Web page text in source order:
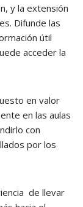
y la extensión
Difunde las
útil
acceder la
en valor
en las aulas
con
por los
de llevar